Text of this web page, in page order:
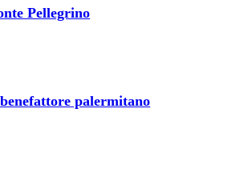
Pellegrino
palermitano